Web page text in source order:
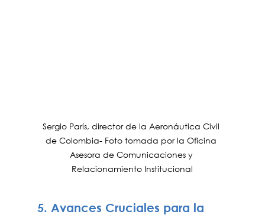
Sergio París, director de la Aeronáutica Civil
de Colombia- Foto tomada por la Oficina
Asesora de Comunicaciones y
Relacionamiento Institucional
5. Avances Cruciales para la